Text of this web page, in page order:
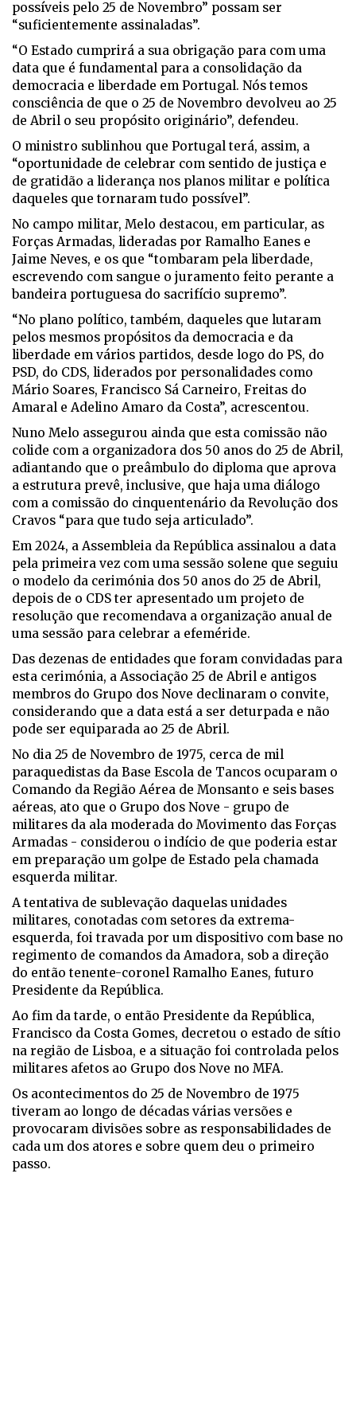
possíveis pelo 25 de Novembro” possam ser
“suficientemente assinaladas”.
“O Estado cumprirá a sua obrigação para com uma
data que é fundamental para a consolidação da
democracia e liberdade em Portugal. Nós temos
consciência de que o 25 de Novembro devolveu ao 25
de Abril o seu propósito originário”, defendeu.
O ministro sublinhou que Portugal terá, assim, a
“oportunidade de celebrar com sentido de justiça e
de gratidão a liderança nos planos militar e política
daqueles que tornaram tudo possível”.
No campo militar, Melo destacou, em particular, as
Forças Armadas, lideradas por Ramalho Eanes e
Jaime Neves, e os que “tombaram pela liberdade,
escrevendo com sangue o juramento feito perante a
bandeira portuguesa do sacrifício supremo”.
“No plano político, também, daqueles que lutaram
pelos mesmos propósitos da democracia e da
liberdade em vários partidos, desde logo do PS, do
PSD, do CDS, liderados por personalidades como
Mário Soares, Francisco Sá Carneiro, Freitas do
Amaral e Adelino Amaro da Costa”, acrescentou.
Nuno Melo assegurou ainda que esta comissão não
colide com a organizadora dos 50 anos do 25 de Abril,
adiantando que o preâmbulo do diploma que aprova
a estrutura prevê, inclusive, que haja uma diálogo
com a comissão do cinquentenário da Revolução dos
Cravos “para que tudo seja articulado”.
Em 2024, a Assembleia da República assinalou a data
pela primeira vez com uma sessão solene que seguiu
o modelo da cerimónia dos 50 anos do 25 de Abril,
depois de o CDS ter apresentado um projeto de
resolução que recomendava a organização anual de
uma sessão para celebrar a efeméride.
Das dezenas de entidades que foram convidadas para
esta cerimónia, a Associação 25 de Abril e antigos
membros do Grupo dos Nove declinaram o convite,
considerando que a data está a ser deturpada e não
pode ser equiparada ao 25 de Abril.
No dia 25 de Novembro de 1975, cerca de mil
paraquedistas da Base Escola de Tancos ocuparam o
Comando da Região Aérea de Monsanto e seis bases
aéreas, ato que o Grupo dos Nove - grupo de
militares da ala moderada do Movimento das Forças
Armadas - considerou o indício de que poderia estar
em preparação um golpe de Estado pela chamada
esquerda militar.
A tentativa de sublevação daquelas unidades
militares, conotadas com setores da extrema-
esquerda, foi travada por um dispositivo com base no
regimento de comandos da Amadora, sob a direção
do então tenente-coronel Ramalho Eanes, futuro
Presidente da República.
Ao fim da tarde, o então Presidente da República,
Francisco da Costa Gomes, decretou o estado de sítio
na região de Lisboa, e a situação foi controlada pelos
militares afetos ao Grupo dos Nove no MFA.
Os acontecimentos do 25 de Novembro de 1975
tiveram ao longo de décadas várias versões e
provocaram divisões sobre as responsabilidades de
cada um dos atores e sobre quem deu o primeiro
passo.